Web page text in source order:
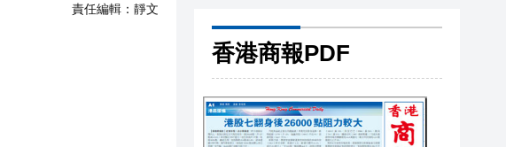
責任編輯： 靜文
香港商報PDF